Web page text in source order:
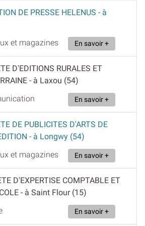
DE PRESSE HELENUS - à
et magazines
En savoir +
D'EDITIONS RURALES ET
- à Laxou (54)
En savoir +
DE PUBLICITES D'ARTS DE
- à Longwy (54)
et magazines
En savoir +
D'EXPERTISE COMPTABLE ET
- à Saint Flour (15)
En savoir +